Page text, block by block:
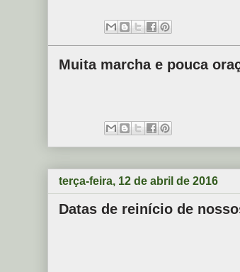
Muita marcha e pouca
terça-feira, 12 de abril de 2016
Datas de reinício de